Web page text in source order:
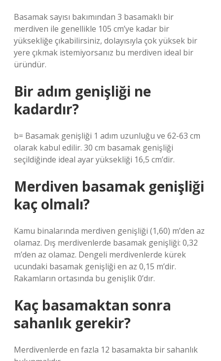
Basamak sayısı bakımından 3 basamaklı bir
merdiven ile genellikle 105 cm’ye kadar bir
yüksekliğe çıkabilirsiniz, dolayısıyla çok yüksek bir
yere çıkmak istemiyorsanız bu merdiven ideal bir
üründür.
Bir adım genişliği ne
kadardır?
b= Basamak genişliği 1 adım uzunluğu ve 62-63 cm
olarak kabul edilir. 30 cm basamak genişliği
seçildiğinde ideal ayar yüksekliği 16,5 cm’dir.
Merdiven basamak genişliği
kaç olmalı?
Kamu binalarında merdiven genişliği (1,60) m’den az
olamaz. Dış merdivenlerde basamak genişliği: 0,32
m’den az olamaz. Dengeli merdivenlerde kürek
ucundaki basamak genişliği en az 0,15 m’dir.
Rakamların ortasında bu genişlik 0’dır.
Kaç basamaktan sonra
sahanlık gerekir?
Merdivenlerde en fazla 12 basamakta bir sahanlık